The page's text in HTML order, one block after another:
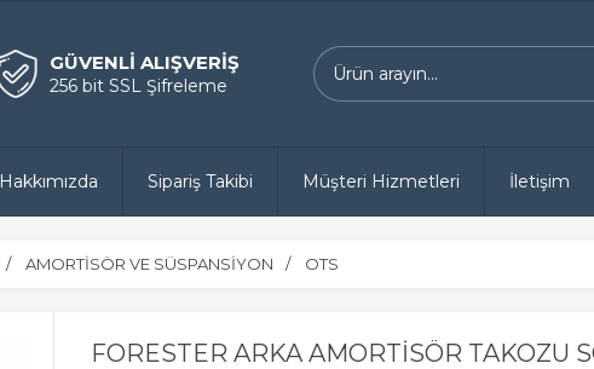
GÜVENLİ ALIŞVERİŞ
256 bit SSL Şifreleme
Hakkımızda Sipariş Takibi Müşteri Hizmetleri İletişim
AMORTİSÖR VE SÜSPANSİYON OTS
FORESTER ARKA AMORTİSÖR TAKOZU